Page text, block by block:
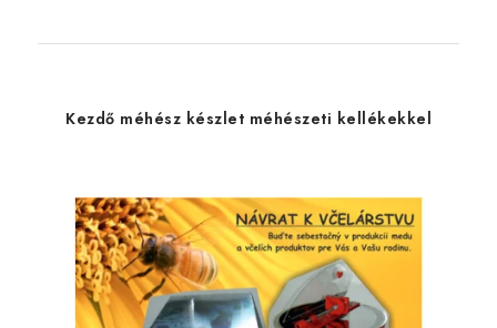
Kezdő méhész készlet méhészeti kellékekkel